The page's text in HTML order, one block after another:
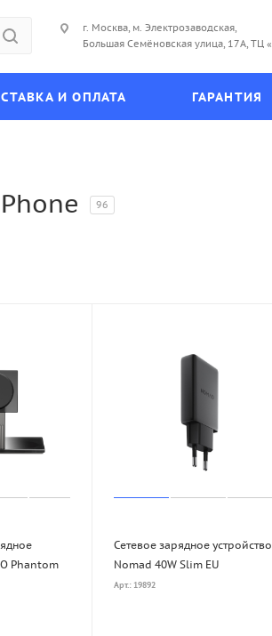
г. Москва, м. Электрозаводская,
Большая Семёновская улица, 17А, ТЦ
И ОПЛАТА ГАРАНТИЯ
96
Phantom
Сетевое зарядное устройство
Nomad 40W Slim EU
Арт.: 19892